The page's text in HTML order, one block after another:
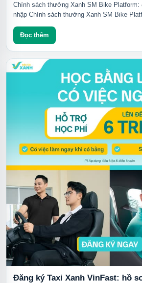
Chính sách thưởng Xanh SM Bike
nhập Chính sách thưởng Xanh SM Bike
Đọc thêm
Đăng ký Taxi Xanh VinFast: hồ